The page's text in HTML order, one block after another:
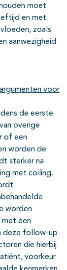
moet
en met
zoals
aanwezigheid
voor
de eerste
overige
of een
worden de
sterker na
met coiling.
worden
een
deze follow-up
die hierbij
voorkeur